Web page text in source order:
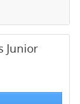
Junior